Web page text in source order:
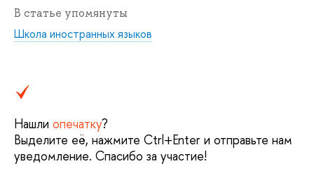
В статье упомянуты
Школа иностранных языков
Нашли опечатку?
Выделите её, нажмите Ctrl+Enter и отправьте нам
уведомление. Спасибо за участие!